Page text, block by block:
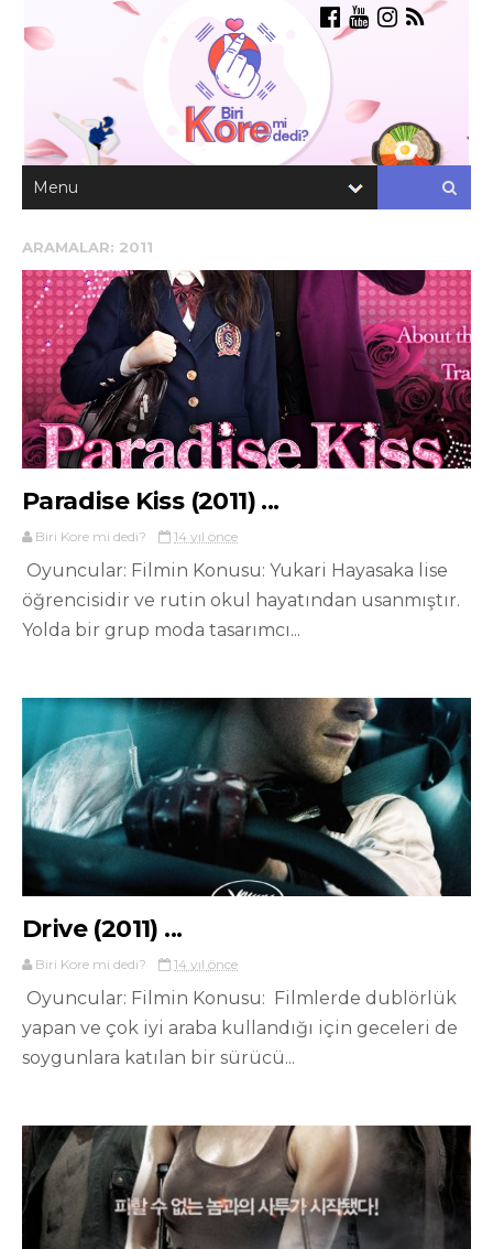
ARAMALAR: 2011
Paradise Kiss (2011) ...
Biri Kore mi dedi? 14 yıl önce
Oyuncular: Filmin Konusu: Yukari Hayasaka lise
öğrencisidir ve rutin okul hayatından usanmıştır.
Yolda bir grup moda tasarımcı...
Drive (2011) ...
Biri Kore mi dedi? 14 yıl önce
Oyuncular: Filmin Konusu: Filmlerde dublörlük
yapan ve çok iyi araba kullandığı için geceleri de
soygunlara katılan bir sürücü...